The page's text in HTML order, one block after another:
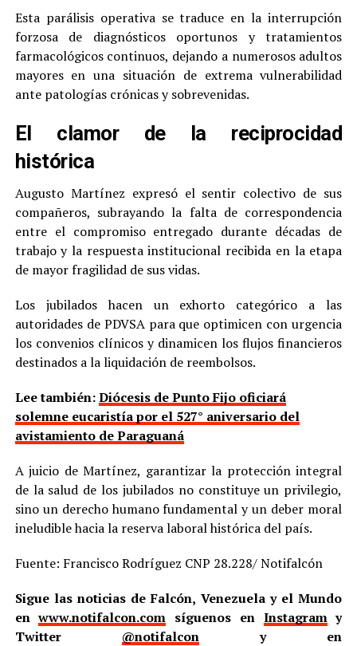
Esta parálisis operativa se traduce en la interrupción
forzosa de diagnósticos oportunos y tratamientos
farmacológicos continuos, dejando a numerosos adultos
mayores en una situación de extrema vulnerabilidad
ante patologías crónicas y sobrevenidas.
El clamor de la reciprocidad
histórica
Augusto Martínez expresó el sentir colectivo de sus
compañeros, subrayando la falta de correspondencia
entre el compromiso entregado durante décadas de
trabajo y la respuesta institucional recibida en la etapa
de mayor fragilidad de sus vidas.
Los jubilados hacen un exhorto categórico a las
autoridades de PDVSA para que optimicen con urgencia
los convenios clínicos y dinamicen los flujos financieros
destinados a la liquidación de reembolsos.
Lee también:Diócesis de Punto Fijo oficiará
solemne eucaristía por el 527° aniversario del
avistamiento de Paraguaná
A juicio de Martínez, garantizar la protección integral
de la salud de los jubilados no constituye un privilegio,
sino un derecho humano fundamental y un deber moral
ineludible hacia la reserva laboral histórica del país.
Fuente: Francisco Rodríguez CNP 28.228/ Notifalcón
Sigue las noticias de Falcón, Venezuela y el Mundo
enwww.notifalcon.com síguenos en Instagramy
Twitter @notifalcony en